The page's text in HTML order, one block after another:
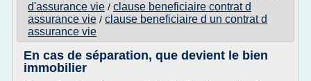
d'assurance vie / clause beneficiaire contrat d
assurance vie / clause beneficiaire d un contrat d
assurance vie
En cas de séparation, que devient le bien
immobilier